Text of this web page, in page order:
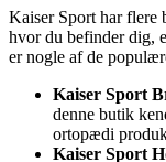
Kaiser Sport har flere
hvor du befinder dig,
er nogle af de
Kaiser Sport
denne butik
ortopædi
Kaiser Sport